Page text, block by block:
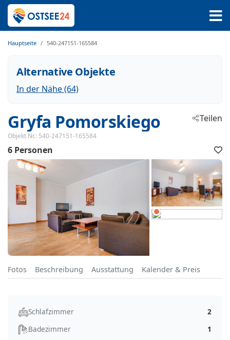
Hauptseite 540-247151-165584
Alternative Objekte
In der Nähe (64)
Gryfa Pomorskiego
- 72-500
-
Objekt Nr.: 540-247151-165584
Teilen
6 Personen
Fotos Beschreibung Ausstattung Kalender & Preis
Schlafzimmer
2
Badezimmer
1